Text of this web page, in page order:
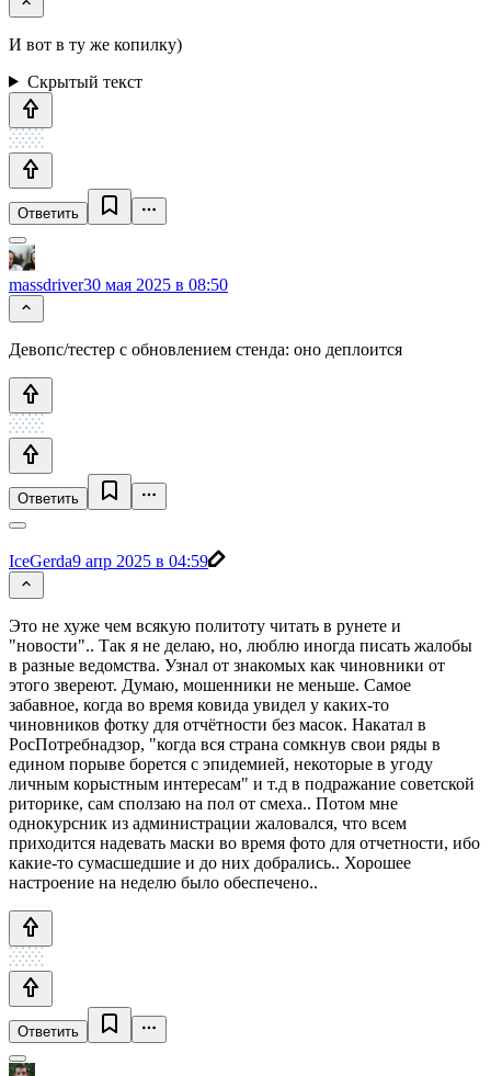
И вот в ту же копилку)
Скрытый текст
Ответить
massdriver30 мая 2025 в 08:50
Девопс/тестер с обновлением стенда: оно деплоится
Ответить
IceGerda9 апр 2025 в 04:59
Это не хуже чем всякую политоту читать в рунете и
"новости".. Так я не делаю, но, люблю иногда писать жалобы
в разные ведомства. Узнал от знакомых как чиновники от
этого звереют. Думаю, мошенники не меньше. Самое
забавное, когда во время ковида увидел у каких-то
чиновников фотку для отчётности без масок. Накатал в
РосПотребнадзор, "когда вся страна сомкнув свои ряды в
едином порыве борется с эпидемией, некоторые в угоду
личным корыстным интересам" и т.д в подражание советской
риторике, сам сползаю на пол от смеха.. Потом мне
однокурсник из администрации жаловался, что всем
приходится надевать маски во время фото для отчетности, ибо
какие-то сумасшедшие и до них добрались.. Хорошее
настроение на неделю было обеспечено..
Ответить